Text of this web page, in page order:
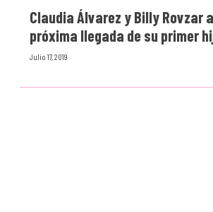
Claudia Álvarez y Billy Rovzar
próxima llegada de su primer
Julio 17, 2019